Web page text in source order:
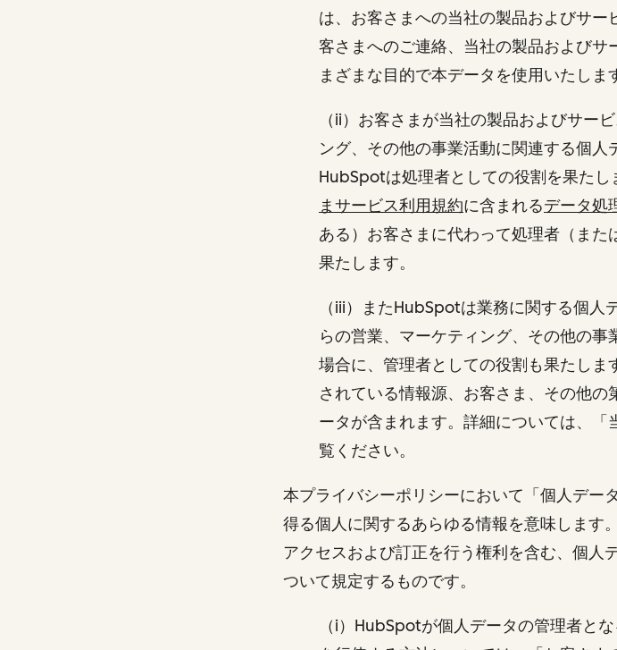
は、お客さまへの当社の製品およびサ
客さまへのご連絡、当社の製品およびサ
まざまな目的で本データを使用いたしま
（ii）お客さまが当社の製品およびサー
ング、その他の事業活動に関連する個人
HubSpotは処理者としての役割を果たし
まサービス利用規約に含まれるデータ処
ある）お客さまに代わって処理者（ま
果たします。
（iii）またHubSpotは業務に関する個人
らの営業、マーケティング、その他の
場合に、管理者としての役割も果たし
されている情報源、お客さま、その他
ータが含まれます。詳細については、
覧ください。
本プライバシーポリシーにおいて「個人デー
得る個人に関するあらゆる情報を意味します
アクセスおよび訂正を行う権利を含む、個人
ついて規定するものです。
（i）HubSpotが個人データの管理者と